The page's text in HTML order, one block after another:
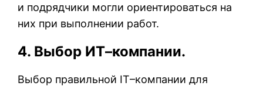
и подрядчики могли ориентироваться на
них при выполнении работ.
4. Выбор ИТ–компании.
Выбор правильной IT–компании для